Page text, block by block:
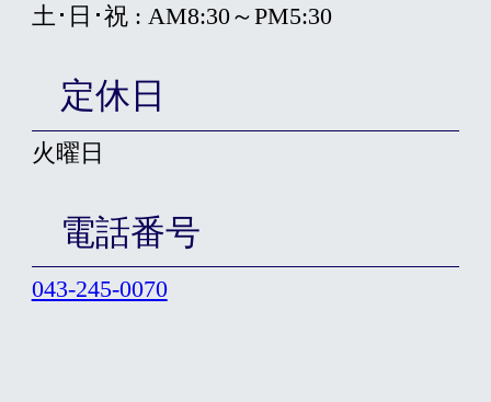
土･日･祝 : AM8:30～PM5:30
定休日
火曜日
電話番号
043-245-0070